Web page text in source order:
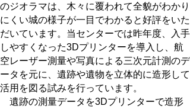
のジオラマは、木々に覆われて全貌がわかり
にくい城の様子が一目でわかると好評をいた
だいています。当センターでは昨年度、入手
しやすくなった3Dプリンターを導入し、航
空レーザー測量や写真による三次元計測のデ
ータを元に、遺跡や遺物を立体的に造形して
活用を図る試みを行っています。
遺跡の測量データを3Dプリンターで造形